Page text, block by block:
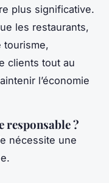
plus significative.
les restaurants,
tourisme,
clients tout au
l’économie
responsable ?
nécessite une